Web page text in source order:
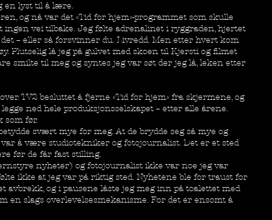
en lyst til å lære.
og nå var det «Tid for hjem»-programmet som skulle
ingen vei tilbake. Jeg følte adrenalinet i ryggraden, hjertet
– eller så forsvinner du. Livredd. Men etter hvert kom
Plutselig lå jeg på gulvet med skoen til Kjersti og filmet
smilte til meg og syntes jeg var søt der jeg lå, leken etter
TV2 besluttet å fjerne «Tid for hjem» fra skjermene, og
ned hele produksjonsselskapet – etter alle årene.
som før.
svært mye for meg. At de brydde seg så mye og
å være studiotekniker og fotojournalist. Det er et sted
før de får fast stilling.
nyheter) og fotojournalist ikke var noe jeg var
ikke at jeg var på riktig sted. Nyhetene ble for traust for
avbrekk, og i pausene låste jeg meg inn på toalettet med
en slags overlevelsesmekanisme. For det er ensomt å